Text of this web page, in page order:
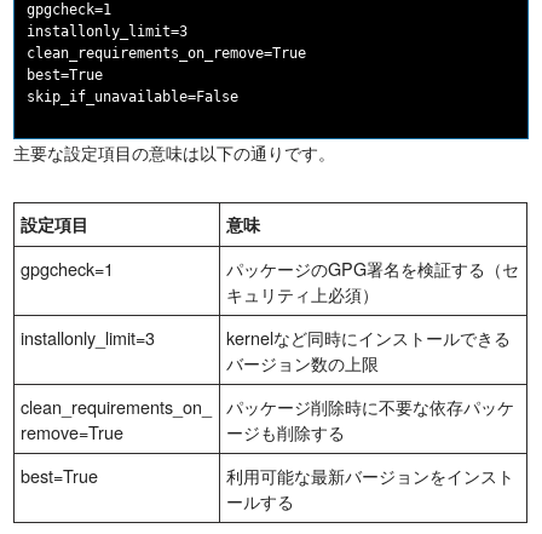
gpgcheck=1
installonly_limit=3
clean_requirements_on_remove=True
best=True
主要な設定項目の意味は以下の通りです。
設定項目 意味
gpgcheck=1
パッケージのGPG署名を検証する（セ
キュリティ上必須）
installonly_limit=3
kernelなど同時にインストールできる
バージョン数の上限
clean_requirements_on_
remove=True
パッケージ削除時に不要な依存パッケ
ージも削除する
best=True
利用可能な最新バージョンをインスト
ールする